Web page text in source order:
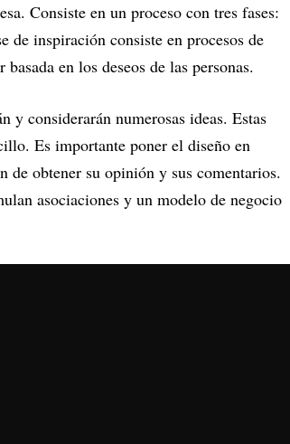
Consiste en un proceso con tres fases:
inspiración consiste en procesos de
en los deseos de las personas.
y considerarán numerosas ideas. Estas
Es importante poner el diseño en
de obtener su opinión y sus comentarios.
asociaciones y un modelo de negocio